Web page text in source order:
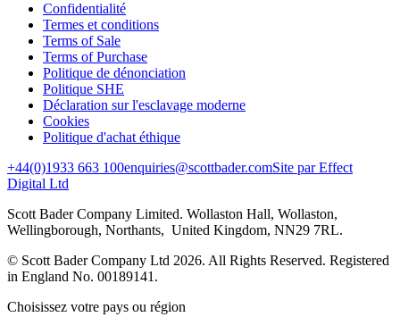
Confidentialité
Termes et conditions
Terms of Sale
Terms of Purchase
Politique de dénonciation
Politique SHE
Déclaration sur l'esclavage moderne
Cookies
Politique d'achat éthique
+44(0)1933 663 100enquiries@scottbader.comSite par Effect
Digital Ltd
Scott Bader Company Limited. Wollaston Hall, Wollaston,
Wellingborough, Northants, United Kingdom, NN29 7RL.
© Scott Bader Company Ltd 2026. All Rights Reserved. Registered
in England No. 00189141.
Choisissez votre pays ou région